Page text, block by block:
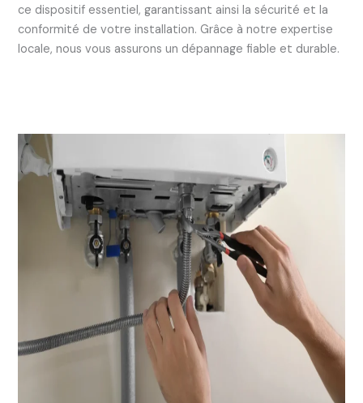
ce dispositif essentiel, garantissant ainsi la sécurité et la
conformité de votre installation. Grâce à notre expertise
locale, nous vous assurons un dépannage fiable et durable.